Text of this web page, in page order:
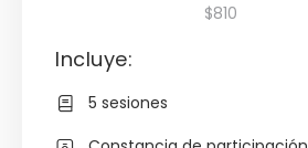
$810
Incluye:
5 sesiones